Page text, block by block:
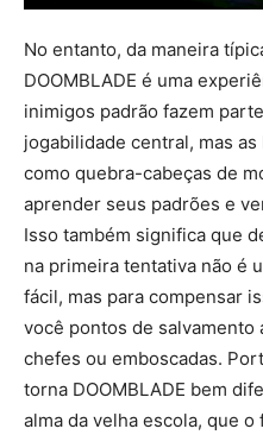
No entanto, da maneira
DOOMBLADE é uma
inimigos padrão fazem
jogabilidade central, mas
como quebra-cabeças de
aprender seus padrões e
Isso também significa que
na primeira tentativa não é
fácil, mas para compensar
você pontos de
chefes ou emboscadas.
torna DOOMBLADE bem
alma da velha escola, que